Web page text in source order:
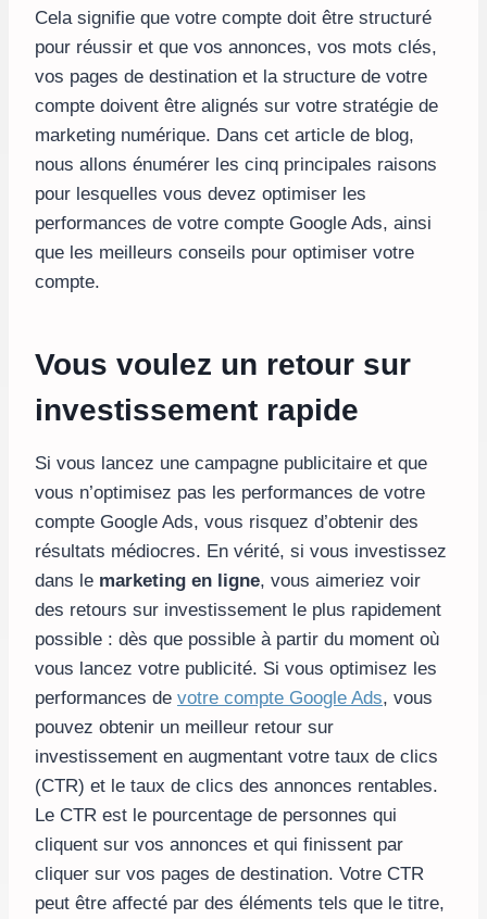
Cela signifie que votre compte doit être structuré
pour réussir et que vos annonces, vos mots clés,
vos pages de destination et la structure de votre
compte doivent être alignés sur votre stratégie de
marketing numérique. Dans cet article de blog,
nous allons énumérer les cinq principales raisons
pour lesquelles vous devez optimiser les
performances de votre compte Google Ads, ainsi
que les meilleurs conseils pour optimiser votre
compte.
Vous voulez un retour sur
investissement rapide
Si vous lancez une campagne publicitaire et que
vous n’optimisez pas les performances de votre
compte Google Ads, vous risquez d’obtenir des
résultats médiocres. En vérité, si vous investissez
dans le marketing en ligne, vous aimeriez voir
des retours sur investissement le plus rapidement
possible : dès que possible à partir du moment où
vous lancez votre publicité. Si vous optimisez les
performances de votre compte Google Ads, vous
pouvez obtenir un meilleur retour sur
investissement en augmentant votre taux de clics
(CTR) et le taux de clics des annonces rentables.
Le CTR est le pourcentage de personnes qui
cliquent sur vos annonces et qui finissent par
cliquer sur vos pages de destination. Votre CTR
peut être affecté par des éléments tels que le titre,